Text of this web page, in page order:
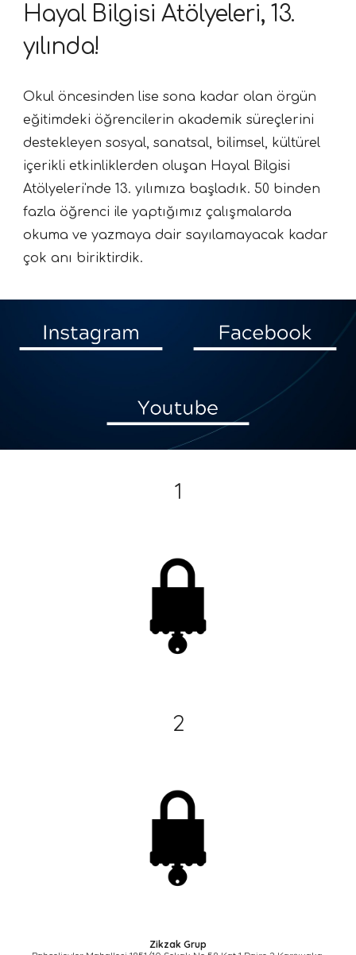
Hayal Bilgisi Atölyeleri, 13.
yılında!
Okul öncesinden lise sona kadar olan örgün
eğitimdeki öğrencilerin akademik süreçlerini
destekleyen sosyal, sanatsal, bilimsel, kültürel
içerikli etkinliklerden oluşan Hayal Bilgisi
Atölyeleri'nde13. yılımıza başladık.50 binden
fazlaöğrenci ile yaptığımız çalışmalarda
okuma ve yazmaya dair sayılamayacak kadar
çok anı biriktirdik.
1
2
Zikzak Grup